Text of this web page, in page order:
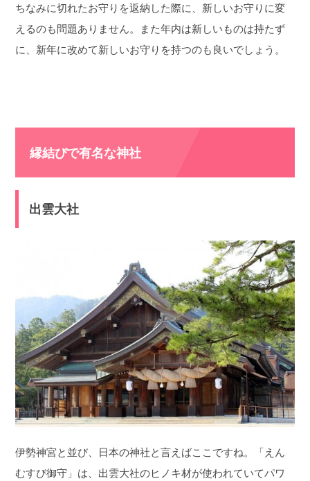
ちなみに切れたお守りを返納した際に、新しいお守りに変
えるのも問題ありません。また年内は新しいものは持たず
に、新年に改めて新しいお守りを持つのも良いでしょう。
縁結びで有名な神社
出雲大社
伊勢神宮と並び、日本の神社と言えばここですね。「えん
むすび御守」は、出雲大社のヒノキ材が使われていてパワ